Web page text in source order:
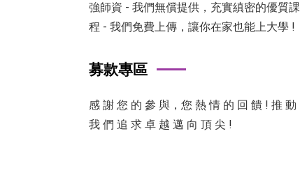
強師資 - 我們無償提供，充實縝密的優質課
程 - 我們免費上傳，讓你在家也能上大學 !
募款專區
感 謝 您 的 參 與，您 熱 情 的 回 饋 ! 推 動
我 們 追 求 卓 越 邁 向 頂 尖 !